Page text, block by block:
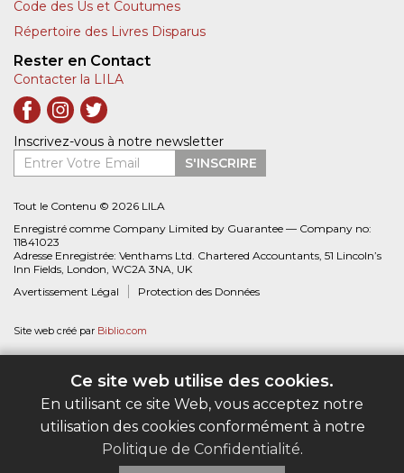
Ce site web utilise des cookies.
En utilisant ce site Web, vous acceptez notre
utilisation des cookies conformément à notre
Politique de Confidentialité.
Code des Us et Coutumes
Répertoire des Livres Disparus
Rester en Contact
Contacter la LILA
Inscrivez-vous à notre newsletter
Entrer Votre Email
S'INSCRIRE
Tout le Contenu © 2026 LILA
Enregistré comme Company Limited by Guarantee — Company no:
11841023
Adresse Enregistrée: Venthams Ltd. Chartered Accountants, 51 Lincoln’s
Inn Fields, London, WC2A 3NA, UK
Avertissement Légal
Protection des Données
Site web créé par Biblio.com